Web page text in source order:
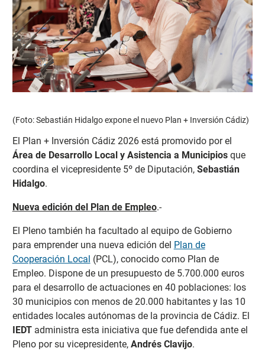
(Foto: Sebastián Hidalgo expone el nuevo Plan + Inversión Cádiz)
El Plan + Inversión Cádiz 2026 está promovido por el
Área de Desarrollo Local y Asistencia a Municipiosque
coordina el vicepresidente 5º de Diputación, Sebastián
Hidalgo.
Nueva edición del Plan de Empleo.-
El Pleno también ha facultado al equipo de Gobierno
para emprender una nueva edición del Plan de
Cooperación Local (PCL), conocido como Plan de
Empleo. Dispone de un presupuesto de 5.700.000 euros
para el desarrollo de actuaciones en 40 poblaciones: los
30 municipios con menos de 20.000 habitantes y las 10
entidades locales autónomas de la provincia de Cádiz. El
IEDT administra esta iniciativa que fue defendida ante el
Pleno por su vicepresidente, Andrés Clavijo.